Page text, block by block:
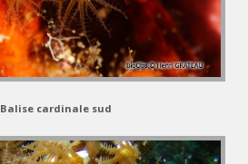
Balise cardinale sud